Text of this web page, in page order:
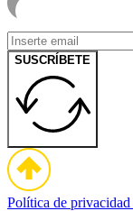
SUSCRÍBETE
Política de privacidad